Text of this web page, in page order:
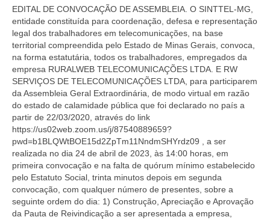
EDITAL DE CONVOCAÇÃO DE ASSEMBLEIA. O SINTTEL-MG,
entidade constituída para coordenação, defesa e representação
legal dos trabalhadores em telecomunicações, na base
territorial compreendida pelo Estado de Minas Gerais, convoca,
na forma estatutária, todos os trabalhadores, empregados da
empresa RURALWEB TELECOMUNICAÇÕES LTDA. E RW
SERVIÇOS DE TELECOMUNICAÇÕES LTDA , para participarem
da Assembleia Geral Extraordinária, de modo virtual em razão
do estado de calamidade pública que foi declarado no país a
partir de 22/03/2020, através do link
https://us02web.zoom.us/j/87540889659?
pwd=b1BLQWtBOE15d2ZpTm11NndmSHYrdz09 , a ser
realizada no dia 24 de abril de 2023 , às 14:00 horas , em
primeira convocação e na falta de quórum mínimo estabelecido
pelo Estatuto Social, trinta minutos depois em segunda
convocação, com qualquer número de presentes, sobre a
seguinte ordem do dia: 1) Construção, Apreciação e Aprovação
da Pauta de Reivindicação a ser apresentada a empresa,